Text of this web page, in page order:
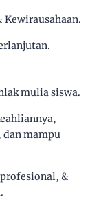
mulia siswa.
mampu
&